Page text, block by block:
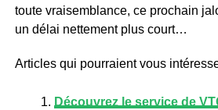
toute vraisemblance, ce prochain
un délai nettement plus court…
Articles qui pourraient vous
Découvrez le service de